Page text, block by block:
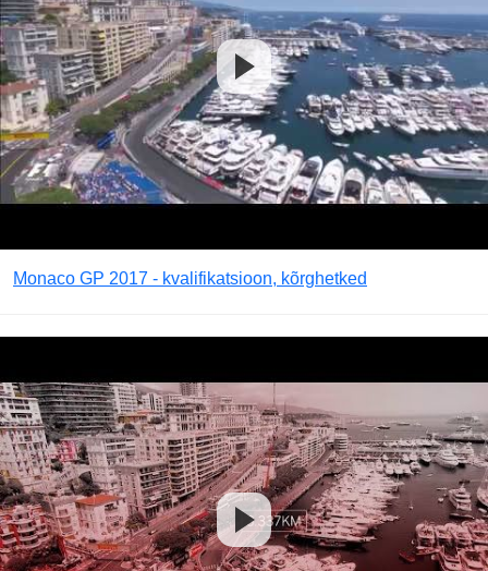
Monaco GP 2017 - kvalifikatsioon, kõrghetked